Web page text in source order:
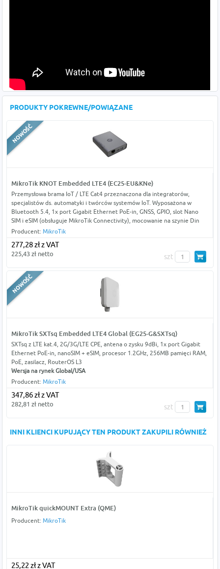
PRODUKTY POKREWNE/POWIĄZANE
MikroTik KNOT Embedded LTE4 (EC25-EU&KNe)
Przemysłowa brama IoT / LTE Cat4 przeznaczona dla integratorów,
specjalistów ds. automatyki i twórców systemów IoT. Wyposażona w
Bluetooth 5.4, 1x port Gigabit Ethernet PoE-in, GNSS, GPIO, slot Nano
SIM i eSIM (obsługuje MikroTik Connectivity), mocowanie na szynie Din
Producent: MikroTik
277,28 zł z VAT
225,43 zł netto szt
MikroTik SXTsq Embedded LTE4 Global (EG25-G&SXTsq)
SXTsq z LTE kat.4, 2G/3G/LTE CPE, antena o zysku 9dBi, 1x port Gigabit
Ethernet PoE-in, nanoSIM + eSIM, procesor 1.2GHz, 256MB pamięci RAM,
PoE, zasilacz, RouterOS L3
Wersja na rynek Global/USA
Producent: MikroTik
347,86 zł z VAT
282,81 zł netto szt
INNI KLIENCI KUPUJĄCY TEN PRODUKT ZAKUPILI RÓWNIEŻ
MikroTik quickMOUNT Extra (QME)
Producent: MikroTik
25,22 zł z VAT